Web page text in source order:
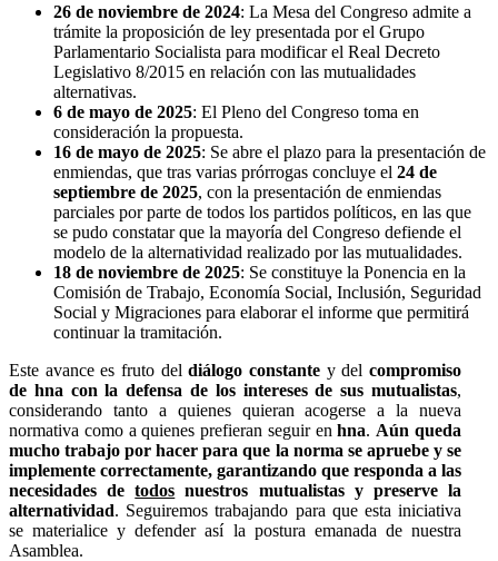
26 de noviembre de 2024: La Mesa del Congreso admite a
trámite la proposición de ley presentada por el Grupo
Parlamentario Socialista para modificar el Real Decreto
Legislativo 8/2015 en relación con las mutualidades
alternativas.
6 de mayo de 2025: El Pleno del Congreso toma en
consideración la propuesta.
16 de mayo de 2025: Se abre el plazo para la presentación de
enmiendas, que tras varias prórrogas concluye el 24 de
septiembre de 2025, con la presentación de enmiendas
parciales por parte de todos los partidos políticos, en las que
se pudo constatar que la mayoría del Congreso defiende el
modelo de la alternatividad realizado por las mutualidades.
18 de noviembre de 2025: Se constituye la Ponencia en la
Comisión de Trabajo, Economía Social, Inclusión, Seguridad
Social y Migraciones para elaborar el informe que permitirá
continuar la tramitación.
Este avance es fruto deldiálogo constante y delcompromiso
de hna con la defensa de los intereses de sus mutualistas,
considerando tanto a quienes quieran acogerse a la nueva
normativa como a quienes prefieran seguir enhna. Aún queda
mucho trabajo por hacer para que la norma se apruebe y se
implemente correctamente, garantizando que responda a las
necesidades detodos nuestros mutualistas y preserve la
alternatividad. Seguiremos trabajando para que esta iniciativa
se materialice y defender así la postura emanada de nuestra
Asamblea.